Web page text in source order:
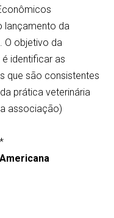
lançamento da
O objetivo da
é identificar as
que são consistentes
prática veterinária
associação)